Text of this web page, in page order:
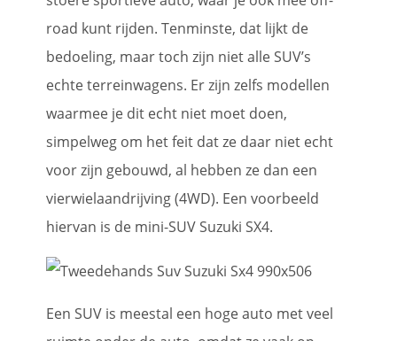
road kunt rijden. Tenminste, dat lijkt de
bedoeling, maar toch zijn niet alle SUV’s
echte terreinwagens. Er zijn zelfs modellen
waarmee je dit echt niet moet doen,
simpelweg om het feit dat ze daar niet echt
voor zijn gebouwd, al hebben ze dan een
vierwielaandrijving (4WD). Een voorbeeld
hiervan is de mini-SUV Suzuki SX4.
Een SUV is meestal een hoge auto met veel